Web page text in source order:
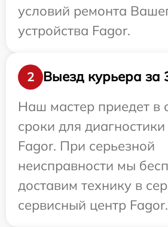
условий ремонта
устройства Fagor.
2
Выезд курьера за
Наш мастер приедет в
сроки для
Fagor. При серьезной
неисправности мы
доставим технику в
сервисный центр Fagor.